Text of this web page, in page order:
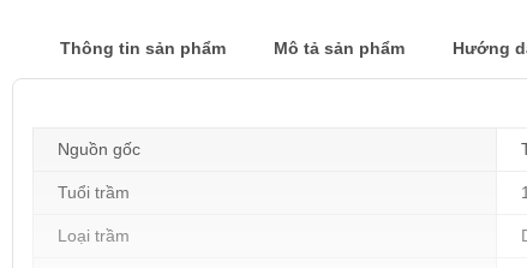
Thông tin sản phẩm Mô tả sản phẩm Hướng
Nguồn gốc
Tuổi trầm
Loại trầm